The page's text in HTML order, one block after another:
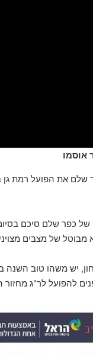
אוסמו
שלם את הפועל רמת גן
כפר שלם סיכם
מבוטל של מצבים
יש משהו טוב
להפועל לר"ג מחזור